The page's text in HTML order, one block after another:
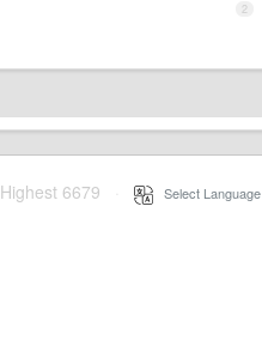
2
Highest 6679 Select Language